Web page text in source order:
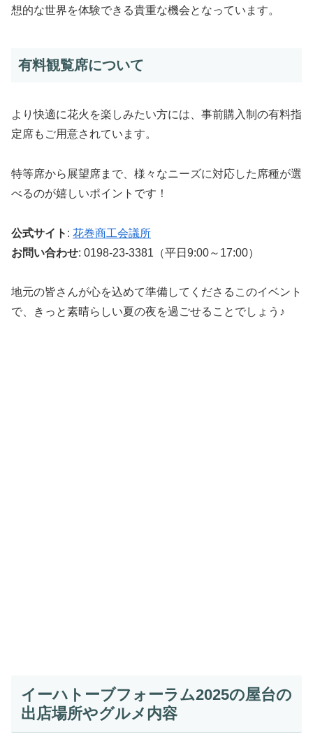
想的な世界を体験できる貴重な機会となっています。
有料観覧席について
より快適に花火を楽しみたい方には、事前購入制の有料指
定席もご用意されています。
特等席から展望席まで、様々なニーズに対応した席種が選
べるのが嬉しいポイントです！
公式サイト : 花巻商工会議所
お問い合わせ: 0198-23-3381（平日9:00～17:00）
地元の皆さんが心を込めて準備してくださるこのイベント
で、きっと素晴らしい夏の夜を過ごせることでしょう♪
イーハトーブフォーラム2025の屋台の
出店場所やグルメ内容